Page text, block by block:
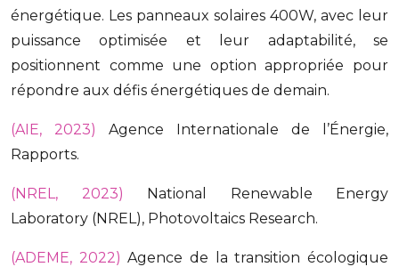
énergétique. Les panneaux solaires 400W, avec leur
puissance optimisée et leur adaptabilité, se
positionnent comme une option appropriée pour
répondre aux défis énergétiques de demain.
(AIE, 2023) Agence Internationale de l’Énergie,
Rapports.
(NREL, 2023) National Renewable Energy
Laboratory (NREL), Photovoltaics Research.
(ADEME, 2022)Agence de la transition écologique